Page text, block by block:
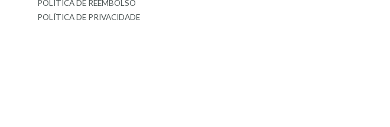
POLITICA DE REEMBOLSO
POLÍTICA DE PRIVACIDADE